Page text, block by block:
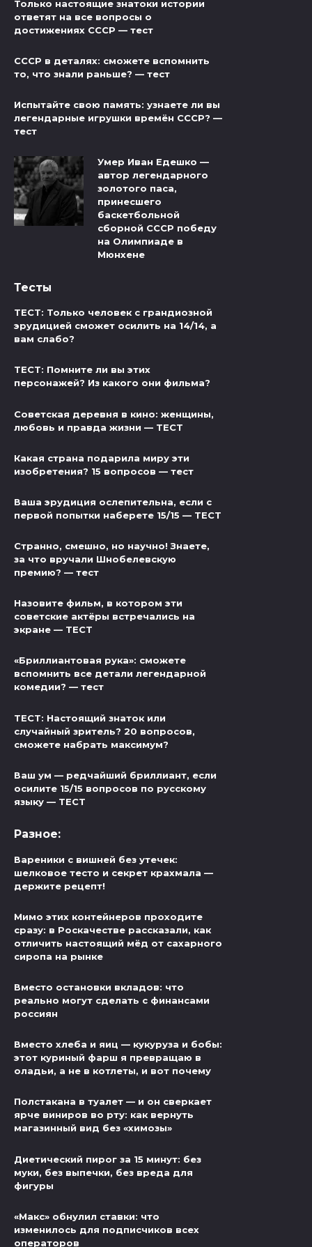
Только настоящие знатоки истории
ответят на все вопросы о
достижениях СССР — тест
СССР в деталях: сможете вспомнить
то, что знали раньше? — тест
Испытайте свою память: узнаете ли вы
легендарные игрушки времён СССР? —
тест
Умер Иван Едешко —
автор легендарного
золотого паса,
принесшего
баскетбольной
сборной СССР победу
на Олимпиаде в
Мюнхене
Тесты
ТЕСТ: Только человек с грандиозной
эрудицией сможет осилить на 14/14, а
вам слабо?
ТЕСТ: Помните ли вы этих
персонажей? Из какого они фильма?
Советская деревня в кино: женщины,
любовь и правда жизни — ТЕСТ
Какая страна подарила миру эти
изобретения? 15 вопросов — тест
Ваша эрудиция ослепительна, если с
первой попытки наберете 15/15 — ТЕСТ
Странно, смешно, но научно! Знаете,
за что вручали Шнобелевскую
премию? — тест
Назовите фильм, в котором эти
советские актёры встречались на
экране — ТЕСТ
«Бриллиантовая рука»: сможете
вспомнить все детали легендарной
комедии? — тест
ТЕСТ: Настоящий знаток или
случайный зритель? 20 вопросов,
сможете набрать максимум?
Ваш ум — редчайший бриллиант, если
осилите 15/15 вопросов по русскому
языку — ТЕСТ
Разное:
Вареники с вишней без утечек:
шелковое тесто и секрет крахмала —
держите рецепт!
Мимо этих контейнеров проходите
сразу: в Роскачестве рассказали, как
отличить настоящий мёд от сахарного
сиропа на рынке
Вместо остановки вкладов: что
реально могут сделать с финансами
россиян
Вместо хлеба и яиц — кукуруза и бобы:
этот куриный фарш я превращаю в
оладьи, а не в котлеты, и вот почему
Полстакана в туалет — и он сверкает
ярче виниров во рту: как вернуть
магазинный вид без «химозы»
Диетический пирог за 15 минут: без
муки, без выпечки, без вреда для
фигуры
«Макс» обнулил ставки: что
изменилось для подписчиков всех
операторов